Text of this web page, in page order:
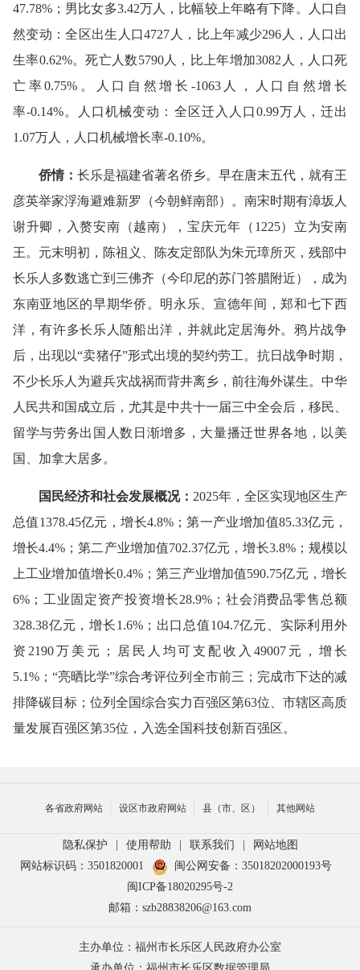
47.78%；男比女多3.42万人，比幅较上年略有下降。
人口自
然变动：全区出生人口4727人，比上年减少296人，人口出
生率0.62%。死亡人数5790人，比上年增加3082人，人口死
亡率0.75%。人口自然增长-1063人，人口自然增长
率-0.14%。
人口机械变动： 全区迁入人口0.99万人，迁出
1.07万人，人口机械增长率-0.10%。
侨情： 长乐是福建省著名侨乡。早在唐末五代，就有王
彦英举家浮海避难新罗（今朝鲜南部）。南宋时期有漳坂人
谢升卿，入赘安南（越南），宝庆元年（1225）立为安南
王。元末明初，陈祖义、陈友定部队为朱元璋所灭，残部中
长乐人多数逃亡到三佛齐（今印尼的苏门答腊附近），成为
东南亚地区的早期华侨。明永乐、宣德年间，郑和七下西
洋，有许多长乐人随船出洋，并就此定居海外。鸦片战争
后，出现以“卖猪仔”形式出境的契约劳工。抗日战争时期，
不少长乐人为避兵灾战祸而背井离乡，前往海外谋生。中华
人民共和国成立后，尤其是中共十一届三中全会后，移民、
留学与劳务出国人数日渐增多，大量播迁世界各地，以美
国、加拿大居多。
国民经济和社会发展概况： 2025年，全区实现地区生产
总值1378.45亿元，增长4.8%；第一产业增加值85.33亿元，
增长4.4%；第二产业增加值702.37亿元，增长3.8%；规模以
上工业增加值增长0.4%；第三产业增加值590.75亿元，增长
6%；工业固定资产投资增长28.9%；社会消费品零售总额
328.38亿元，增长1.6%；出口总值104.7亿元、实际利用外
资2190万美元；居民人均可支配收入49007元，增长
5.1%；“亮晒比学”综合考评位列全市前三；完成市下达的减
排降碳目标；位列全国综合实力百强区第63位、市辖区高质
量发展百强区第35位，入选全国科技创新百强区。
各省政府网站 设区市政府网站 县（市、区） 其他网站
隐私保护 使用帮助 联系我们
网站地图
网站标识码：3501820001
闽公网安备：35018202000193号
闽ICP备18020295号-2
邮箱：szb28838206@163.com
主办单位：福州市长乐区人民政府办公室